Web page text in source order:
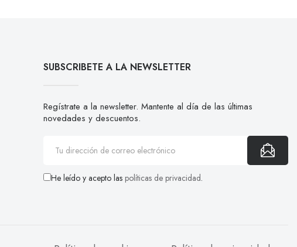
SUBSCRIBETE A LA NEWSLETTER
Regístrate a la newsletter. Mantente al día de las últimas
novedades y descuentos.
He leído y acepto las políticas de privacidad.